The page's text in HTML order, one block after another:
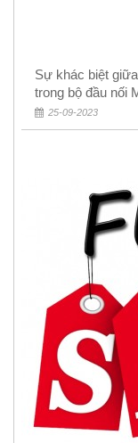
Sự khác biệt
trong bộ đầu nối
25-09-2023